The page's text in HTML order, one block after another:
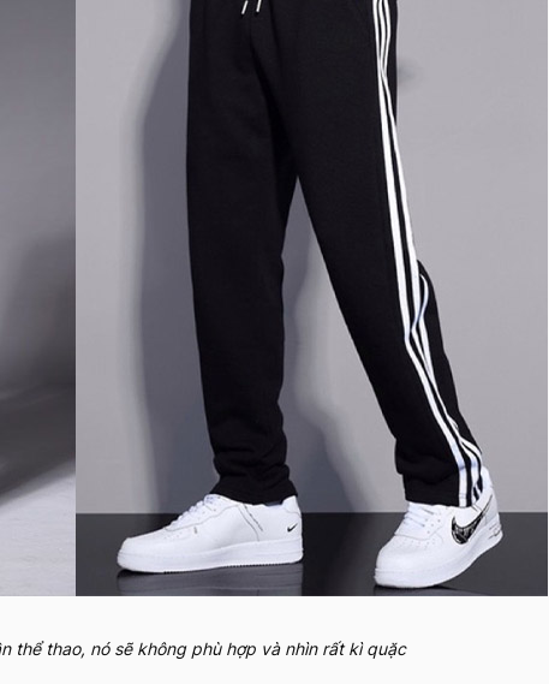
thể thao, nó sẽ không phù hợp và nhìn rất kì quặc